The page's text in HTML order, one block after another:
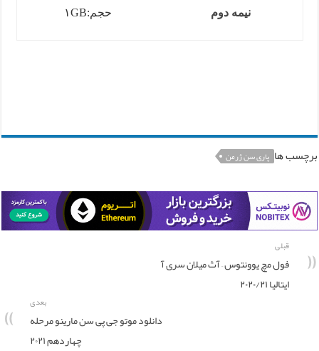
نیمه دوم حجم:۱GB
برچسب ها پاری سن ژرمن
قبلی
فول مچ یوونتوس – آث میلان سری آ
ایتالیا ۲۰۲۰/۲۱
بعدی
دانلود موتو جی پی سن مارینو مرحله
چهاردهم ۲۰۲۱